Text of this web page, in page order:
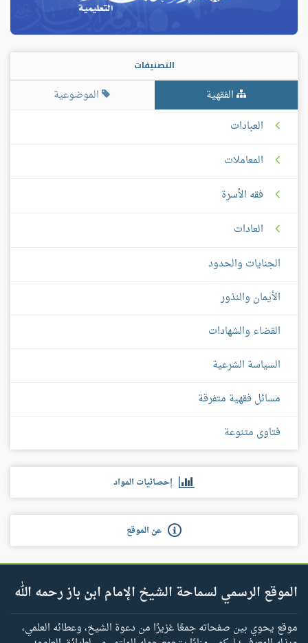
التصنيفات
الفقهية
الموضوعية
العبادات
المعاملات
فقه الأسرة
العادات
الجنايات والحدود
الأيمان والنذور
القضاء والشهادات
السياسة الشرعية
مسائل فقهية متفرقة
فتاوى متنوعة
إحصائيات المواد
عن الموقع
الموقع الرسمي لسماحة الشيخ الإمام ابن باز رحمه الله
موقع يحوي بين صفحاته جمعًا غزيرًا من دعوة الشيخ، وعطائه العلمي،